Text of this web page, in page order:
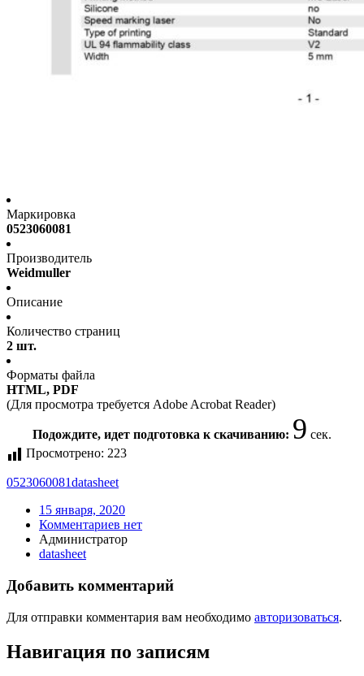
Маркировка
0523060081
Производитель
Weidmuller
Описание
Количество страниц
2 шт.
Форматы файла
HTML, PDF
(Для просмотра требуется Adobe Acrobat Reader)
Подождите, идет подготовка к скачиванию: 9 сек.
Просмотрено: 223
0523060081datasheet
15 января, 2020
Комментариев нет
Администратор
datasheet
Добавить комментарий
Для отправки комментария вам необходимо авторизоваться.
Навигация по записям